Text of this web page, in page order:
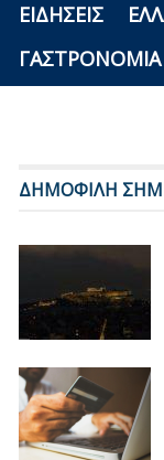
ΕΙΔΉΣΕΙΣ
ΓΑΣΤΡΟΝΟΜΊΑ
ΔΗΜΟΦΙΛΗ